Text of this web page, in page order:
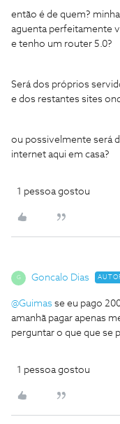
então é de quem?
aguenta perfeitamente
e tenho um router 5.0?
Será dos próprios
e dos restantes sites
ou possivelmente será
internet aqui em casa?
1 pessoa gostou
G Goncalo Dias
@Guimas se eu pago
amanhã pagar apenas
perguntar o que que se
1 pessoa gostou